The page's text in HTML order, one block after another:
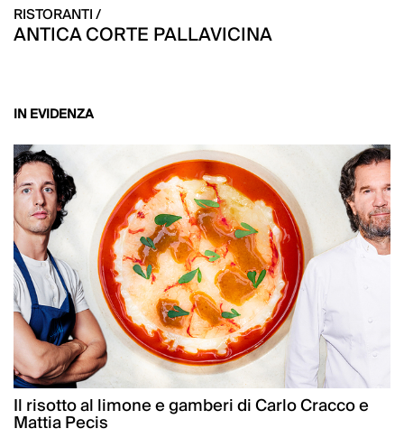
RISTORANTI /
ANTICA CORTE PALLAVICINA
IN EVIDENZA
Il risotto al limone e gamberi di Carlo Cracco e
Mattia Pecis